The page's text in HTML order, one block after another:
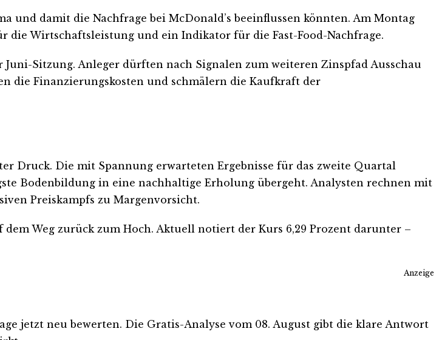
damit die Nachfrage bei McDonald’s beeinflussen könnten. Am Montag
Wirtschaftsleistung und ein Indikator für die Fast-Food-Nachfrage.
Sitzung. Anleger dürften nach Signalen zum weiteren Zinspfad Ausschau
die Finanzierungskosten und schmälern die Kaufkraft der
Druck. Die mit Spannung erwarteten Ergebnisse für das zweite Quartal
Bodenbildung in eine nachhaltige Erholung übergeht. Analysten rechnen mit
Preiskampfs zu Margenvorsicht.
Weg zurück zum Hoch. Aktuell notiert der Kurs 6,29 Prozent darunter –
Anzeige
jetzt neu bewerten. Die Gratis-Analyse vom 08. August gibt die klare Antwort